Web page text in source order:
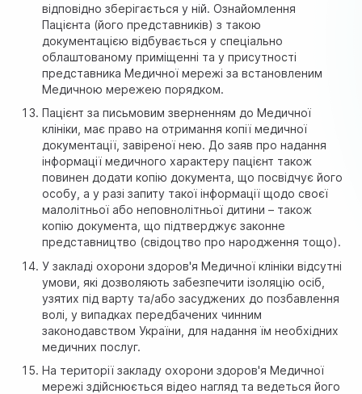
відповідно зберігається у ній. Ознайомлення
Пацієнта (його представників) з такою
документацією відбувається у спеціально
облаштованому приміщенні та у присутності
представника Медичної мережі за встановленим
Медичною мережею порядком.
Пацієнт за письмовим зверненням до Медичної
клініки, має право на отримання копії медичної
документації, завіреної нею. До заяв про надання
інформації медичного характеру пацієнт також
повинен додати копію документа, що посвідчує його
особу, а у разі запиту такої інформації щодо своєї
малолітньої або неповнолітньої дитини – також
копію документа, що підтверджує законне
представництво (свідоцтво про народження тощо).
У закладі охорони здоров'я Медичної клініки відсутні
умови, які дозволяють забезпечити ізоляцію осіб,
узятих під варту та/або засуджених до позбавлення
волі, у випадках передбачених чинним
законодавством України, для надання їм необхідних
медичних послуг.
На території закладу охорони здоров'я Медичної
мережі здійснюється відео нагляд та ведеться його